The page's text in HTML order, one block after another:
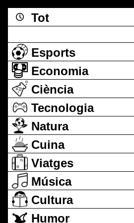
Tot
Esports
Economia
Ciència
Tecnologia
Natura
Cuina
Viatges
Música
Cultura
Humor